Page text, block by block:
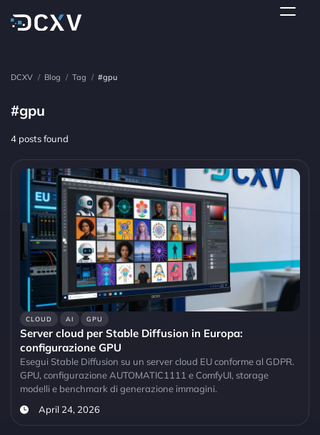
DCXV / Blog / Tag / #gpu
#gpu
4 posts found
CLOUD AI GPU
Server cloud per Stable Diffusion in Europa:
configurazione GPU
Esegui Stable Diffusion su un server cloud EU conforme al GDPR.
GPU, configurazione AUTOMATIC1111 e ComfyUI, storage
modelli e benchmark di generazione immagini.
April 24, 2026